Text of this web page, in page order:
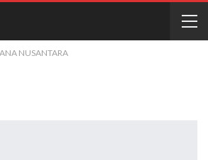
NUSANTARA